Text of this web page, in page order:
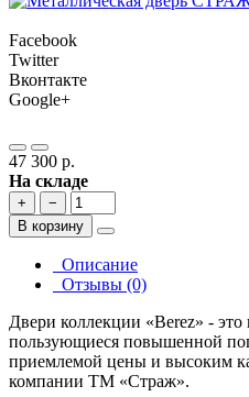
Facebook
Twitter
Вконтакте
Google+
47 300 р.
На складе
+
−
В корзину
Описание
Отзывы (0)
Двери коллекции «Berez» -
пользующиеся повышенной
приемлемой цены и высоким
компании ТМ «Страж».